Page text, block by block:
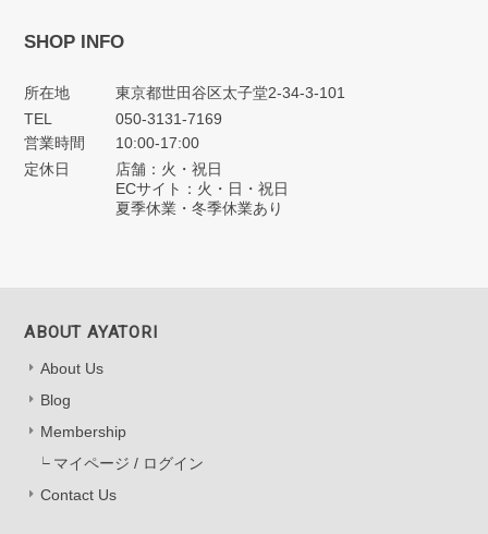
SHOP INFO
所在地
東京都世田谷区太子堂2-34-3-101
TEL
050-3131-7169
営業時間
10:00-17:00
定休日
店舗：火・祝日
ECサイト：火・日・祝日
夏季休業・冬季休業あり
ABOUT AYATORI
About Us
Blog
Membership
マイページ / ログイン
Contact Us